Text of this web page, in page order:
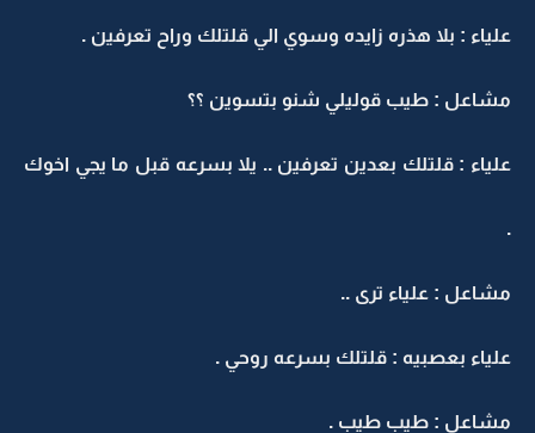
علياء : بلا هذره زايده وسوي الي قلتلك وراح تعرفين .
مشاعل : طيب قوليلي شنو بتسوين ؟؟
علياء : قلتلك بعدين تعرفين .. يلا بسرعه قبل ما يجي اخوك
.
مشاعل : علياء ترى ..
علياء بعصبيه : قلتلك بسرعه روحي .
مشاعل : طيب طيب .